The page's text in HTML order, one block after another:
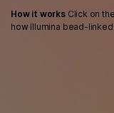
How it works Click on
how Illumina bead-